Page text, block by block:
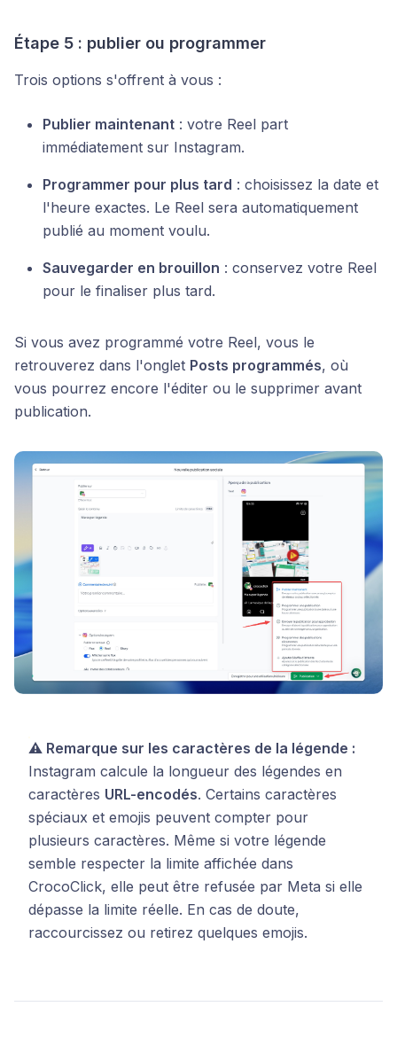
Étape 5 : publier ou programmer
Trois options s'offrent à vous :
Publier maintenant : votre Reel part
immédiatement sur Instagram.
Programmer pour plus tard : choisissez la date et
l'heure exactes. Le Reel sera automatiquement
publié au moment voulu.
Sauvegarder en brouillon : conservez votre Reel
pour le finaliser plus tard.
Si vous avez programmé votre Reel, vous le
retrouverez dans l'onglet Posts programmés, où
vous pourrez encore l'éditer ou le supprimer avant
publication.
⚠️ Remarque sur les caractères de la légende :
Instagram calcule la longueur des légendes en
caractères URL-encodés. Certains caractères
spéciaux et emojis peuvent compter pour
plusieurs caractères. Même si votre légende
semble respecter la limite affichée dans
CrocoClick, elle peut être refusée par Meta si elle
dépasse la limite réelle. En cas de doute,
raccourcissez ou retirez quelques emojis.